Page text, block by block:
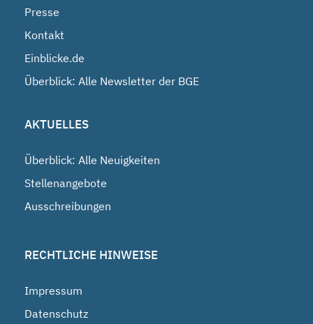
Presse
Kontakt
Einblicke.de
Überblick: Alle Newsletter der BGE
AKTUELLES
Überblick: Alle Neuigkeiten
Stellenangebote
Ausschreibungen
RECHTLICHE HINWEISE
Impressum
Datenschutz